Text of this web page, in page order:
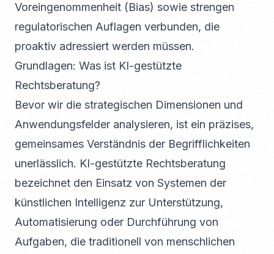
Voreingenommenheit (Bias) sowie strengen
regulatorischen Auflagen verbunden, die
proaktiv adressiert werden müssen.
Grundlagen: Was ist KI-gestützte
Rechtsberatung?
Bevor wir die strategischen Dimensionen und
Anwendungsfelder analysieren, ist ein präzises,
gemeinsames Verständnis der Begrifflichkeiten
unerlässlich. KI-gestützte Rechtsberatung
bezeichnet den Einsatz von Systemen der
künstlichen Intelligenz zur Unterstützung,
Automatisierung oder Durchführung von
Aufgaben, die traditionell von menschlichen